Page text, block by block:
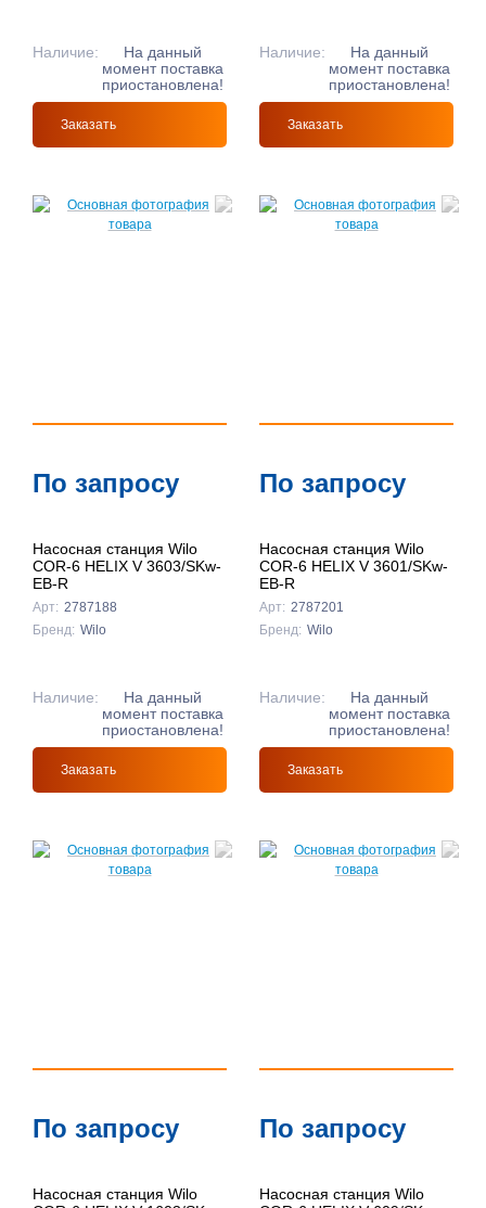
Наличие:
На данный
момент поставка
приостановлена!
Заказать
Наличие:
На данный
момент поставка
приостановлена!
Заказать
По запросу
Насосная станция Wilo
COR-6 HELIX V 3603/SKw-
EB-R
Арт: 2787188
Бренд: Wilo
Наличие:
На данный
момент поставка
приостановлена!
Заказать
По запросу
Насосная станция Wilo
COR-6 HELIX V 3601/SKw-
EB-R
Арт: 2787201
Бренд: Wilo
Наличие:
На данный
момент поставка
приостановлена!
Заказать
По запросу
Насосная станция Wilo
По запросу
Насосная станция Wilo